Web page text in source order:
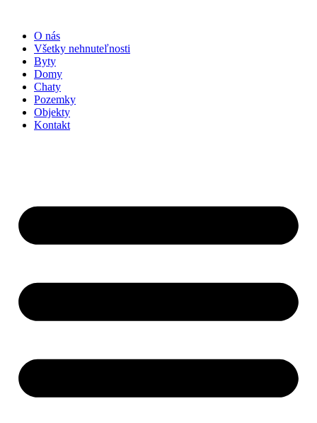
obsah
O nás
Všetky nehnuteľnosti
Byty
Domy
Chaty
Pozemky
Objekty
Kontakt